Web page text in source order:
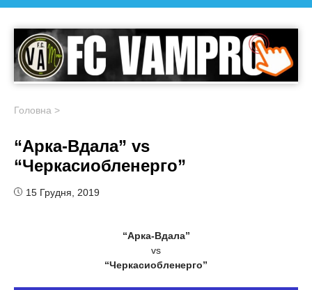
Головна >
“Арка-Вдала” vs
“Черкасиобленерго”
15 Грудня, 2019
“Арка-Вдала”
vs
“Черкасиобленерго”